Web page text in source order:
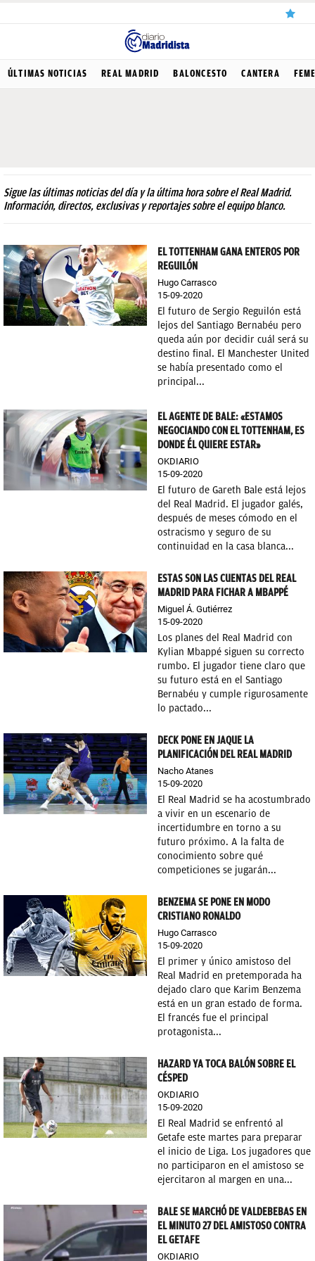
ÚLTIMAS
CANTERA
DIRECTO
FEMENINO
PAPARAZZI
ÚLTIMAS NOTICIAS REAL MADRID BALONCESTO CANTERA
Sigue las últimas noticias del día y la última hora sobre el Real Madrid.
Información, directos, exclusivas y reportajes sobre el equipo blanco.
EL TOTTENHAM GANA ENTEROS POR
REGUILÓN
Hugo Carrasco
15-09-2020
El futuro de Sergio Reguilón está
lejos del Santiago Bernabéu pero
queda aún por decidir cuál será su
destino final. El Manchester United
se había presentado como el
principal...
EL AGENTE DE BALE: «ESTAMOS
NEGOCIANDO CON EL TOTTENHAM, ES
DONDE ÉL QUIERE ESTAR»
OKDIARIO
15-09-2020
El futuro de Gareth Bale está lejos
del Real Madrid. El jugador galés,
después de meses cómodo en el
ostracismo y seguro de su
continuidad en la casa blanca...
ESTAS SON LAS CUENTAS DEL REAL
MADRID PARA FICHAR A MBAPPÉ
Miguel Á. Gutiérrez
15-09-2020
Los planes del Real Madrid con
Kylian Mbappé siguen su correcto
rumbo. El jugador tiene claro que
su futuro está en el Santiago
Bernabéu y cumple rigurosamente
lo pactado...
DECK PONE EN JAQUE LA
PLANIFICACIÓN DEL REAL MADRID
Nacho Atanes
15-09-2020
El Real Madrid se ha acostumbrado
a vivir en un escenario de
incertidumbre en torno a su
futuro próximo. A la falta de
conocimiento sobre qué
competiciones se jugarán...
BENZEMA SE PONE EN MODO
CRISTIANO RONALDO
Hugo Carrasco
15-09-2020
El primer y único amistoso del
Real Madrid en pretemporada ha
dejado claro que Karim Benzema
está en un gran estado de forma.
El francés fue el principal
protagonista...
HAZARD YA TOCA BALÓN SOBRE EL
CÉSPED
OKDIARIO
15-09-2020
El Real Madrid se enfrentó al
Getafe este martes para preparar
el inicio de Liga. Los jugadores que
no participaron en el amistoso se
ejercitaron al margen en una...
BALE SE MARCHÓ DE VALDEBEBAS EN
EL MINUTO 27 DEL AMISTOSO CONTRA
EL GETAFE
OKDIARIO